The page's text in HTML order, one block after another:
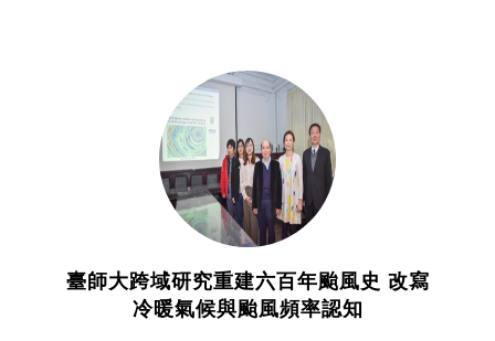
臺師大跨域研究重建六百年颱風史 改寫
冷暖氣候與颱風頻率認知